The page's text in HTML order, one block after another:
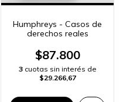
Humphreys - Casos de
derechos reales
$87.800
3 cuotas sin interés de
$29.266,67